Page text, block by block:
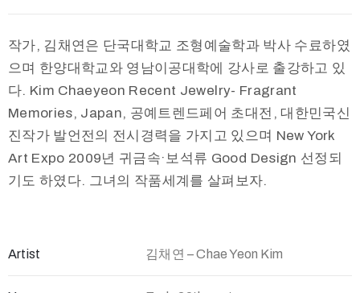
작가, 김채연은 단국대학교 조형예술학과 박사 수료하였
으며 한양대학교와 영남이공대학에 강사로 출강하고 있
다. Kim Chaeyeon Recent Jewelry- Fragrant
Memories, Japan, 공예트렌드페어 초대전, 대한민국신
진작가 발언전의 전시경력을 가지고 있으며 New York
Art Expo 2009년 귀금속·보석류 Good Design 선정되
기도 하였다. 그녀의 작품세계를 살펴보자.
Artist 김채연 – Chae Yeon Kim